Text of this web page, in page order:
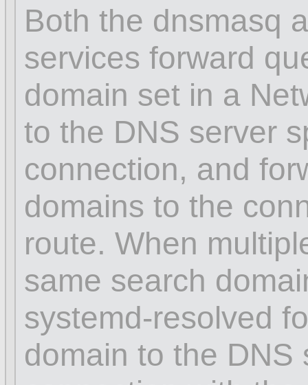
Both the dnsmasq
services forward
domain set in a
to the DNS server
connection, and
domains to the
route. When
same search
systemd-resolved
domain to the DNS